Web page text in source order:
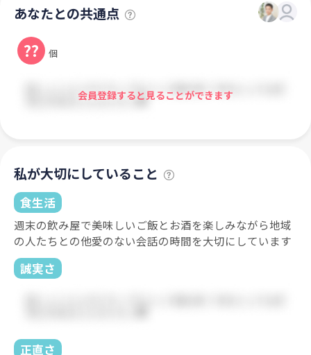
あなたとの共通点
?? 個
会員登録すると見ることができます
私が大切にしていること
食生活
週末の飲み屋で美味しいご飯とお酒を楽しみながら地域
の人たちとの他愛のない会話の時間を大切にしています
誠実さ
正直さ